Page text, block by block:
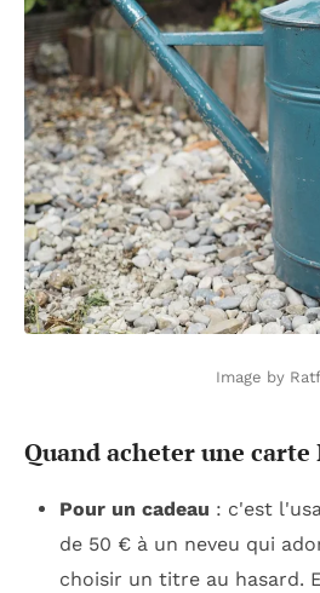
Image by
Quand acheter une
Pour un cadeau : c'est
de 50 € à un neveu qui
choisir un titre au hasard.